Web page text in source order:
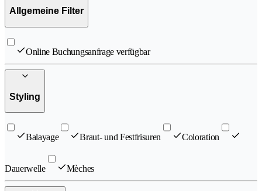
Allgemeine Filter
Online Buchungsanfrage verfügbar
Styling
Balayage Braut- und Festfrisuren Coloration
Dauerwelle Mèches